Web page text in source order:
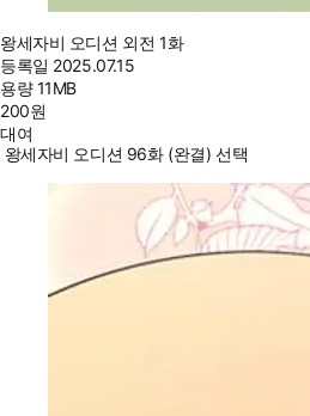
왕세자비 오디션 외전 1화
등록일 2025.07.15
용량11MB
200원
대여
왕세자비 오디션 96화 (완결) 선택